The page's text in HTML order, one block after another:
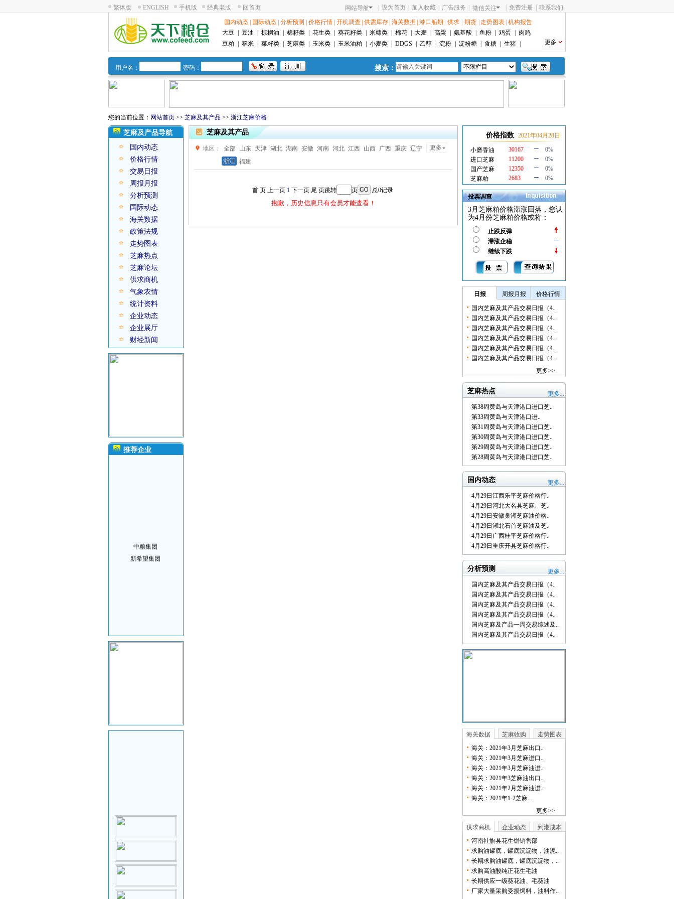
繁体版 ENGLISH 手机版 经典老版 回首页 网站导航 设为首页 加入收藏 广告服务 微信关注 免费注册 联系我们
国内动态 国际动态 分析预测 价格行情 开机调查 供需库存 海关数据 港口船期 供求 期货 走势图表 机构报告
大豆
豆油 棕榈油 棉籽类 花生类 葵花籽类 米糠类 棉花 大麦 高粱 氨基酸 鱼粉 鸡蛋
肉鸡
豆粕
稻米 菜籽类 芝麻类 玉米类 玉米油粕 小麦类 DDGS 乙醇 淀粉 淀粉糖 食糖 生猪 更多
用户名： 密码： 搜索：
您的当前位置： 网站首页 >> 芝麻及其产品 >> 浙江芝麻价格
芝麻及产品导航
国内动态
价格行情
交易日报
周报月报
分析预测
国际动态
海关数据
政策法规
走势图表
芝麻热点
芝麻论坛
供求商机
气象农情
统计资料
企业动态
企业展厅
财经新闻
推荐企业
中粮集团
新希望集团
芝麻及其产品
地区： 全部 山东 天津 湖北 湖南 安徽 河南 河北 江西 山西 广西 重庆 辽宁
更多
浙江 福建
首 页 上一页 1 下一页 尾 页跳转 页 总0记录
抱歉，历史信息只有会员才能查看！
价格指数 2021年04月28日
小磨香油 30167
0%
进口芝麻
11200
0%
国产芝麻
12350
0%
芝麻粕
2683 0%
投票调查
3月芝麻粕价格滞涨回落，您认
为4月份芝麻粕价格或将：
止跌反弹
滞涨企稳
继续下跌
日报 周报月报
价格行情
国内芝麻及其产品交易日报（4..
国内芝麻及其产品交易日报（4..
国内芝麻及其产品交易日报（4..
国内芝麻及其产品交易日报（4..
国内芝麻及其产品交易日报（4..
国内芝麻及其产品交易日报（4..
更多>>
芝麻热点
更多...
第38周黄岛与天津港口进口芝..
第33周黄岛与天津港口进..
第31周黄岛与天津港口进口芝..
第30周黄岛与天津港口进口芝..
第29周黄岛与天津港口进口芝..
第28周黄岛与天津港口进口芝..
国内动态
更多...
4月29日江西乐平芝麻价格行..
4月29日河北大名县芝麻、芝..
4月29日安徽巢湖芝麻油价格..
4月29日湖北石首芝麻油及芝..
4月29日广西桂平芝麻价格行..
4月29日重庆开县芝麻价格行..
分析预测
更多...
国内芝麻及其产品交易日报（4..
国内芝麻及其产品交易日报（4..
国内芝麻及其产品交易日报（4..
国内芝麻及其产品交易日报（4..
国内芝麻及产品一周交易综述及..
国内芝麻及其产品交易日报（4..
海关数据 芝麻收购
走势图表
海关：2021年3月芝麻出口..
海关：2021年3月芝麻进口..
海关：2021年3月芝麻油进..
海关：2021年3芝麻油出口..
海关：2021年2月芝麻油进..
海关：2021年1-2芝麻..
更多>>
供求商机 企业动态
到港成本
河南社旗县花生饼销售部
求购油罐底，罐底沉淀物，油泥..
长期求购油罐底，罐底沉淀物，..
求购高油酸纯正花生毛油
长期供应一级葵花油、毛葵油
厂家大量采购受损饲料，油料作..